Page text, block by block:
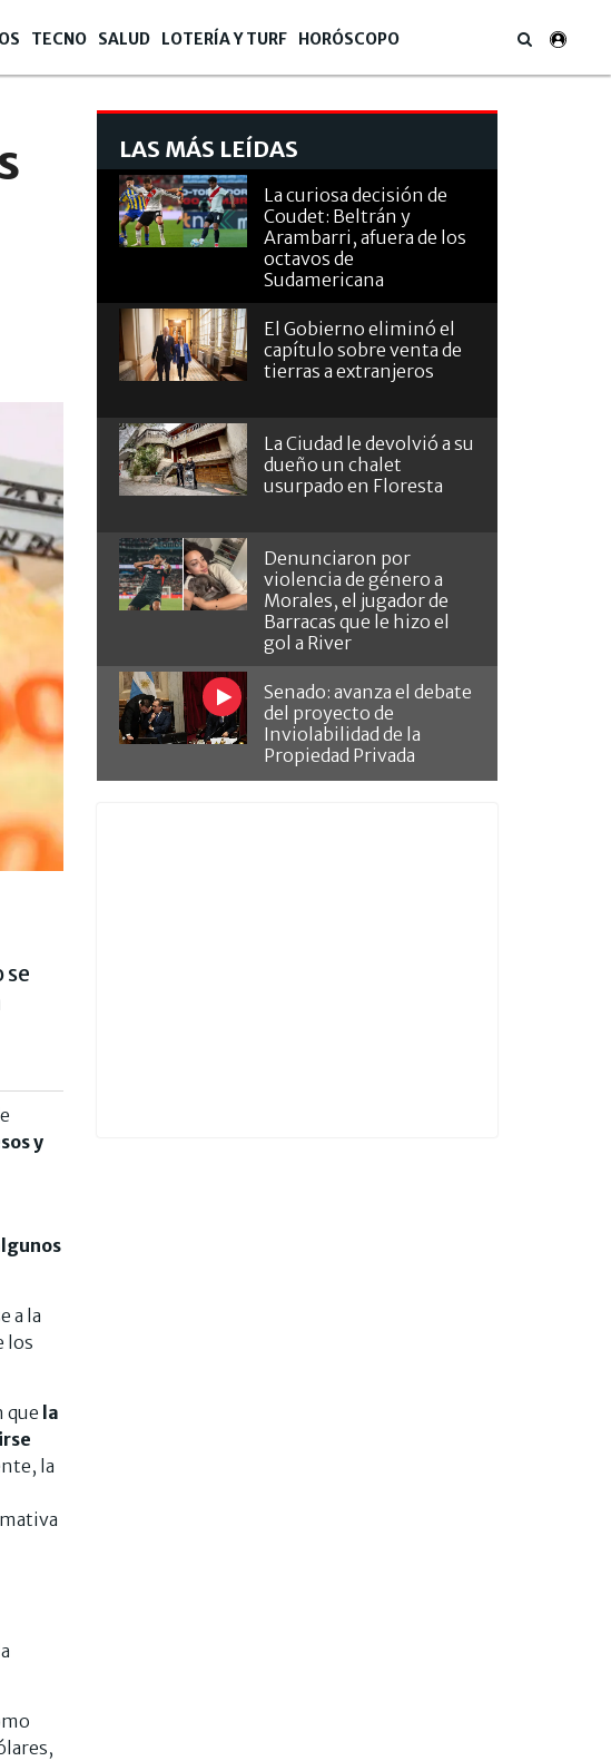
TECNO SALUD LOTERÍA Y TURF HORÓSCOPO
se
y
a la
los
que la
la
LAS MÁS LEÍDAS
La curiosa decisión de
Coudet: Beltrán y
Arambarri, afuera de los
octavos de
Sudamericana
El Gobierno eliminó el
capítulo sobre venta de
tierras a extranjeros
La Ciudad le devolvió a su
dueño un chalet
usurpado en Floresta
Denunciaron por
violencia de género a
Morales, el jugador de
Barracas que le hizo el
gol a River
Senado: avanza el debate
del proyecto de
Inviolabilidad de la
Propiedad Privada